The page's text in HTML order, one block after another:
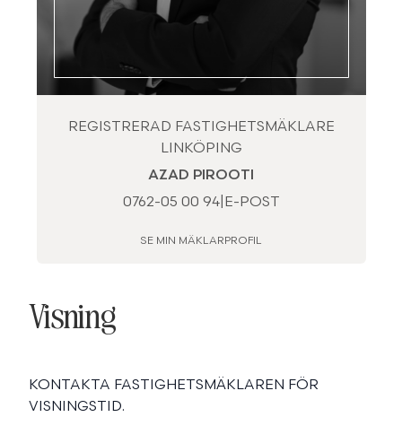
REGISTRERAD FASTIGHETSMÄKLARE
LINKÖPING
AZAD PIROOTI
0762-05 00 94| E-POST
SE MIN MÄKLARPROFIL
Visning
KONTAKTA FASTIGHETSMÄKLAREN FÖR
VISNINGSTID.